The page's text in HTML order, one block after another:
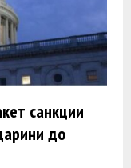
санкции
до